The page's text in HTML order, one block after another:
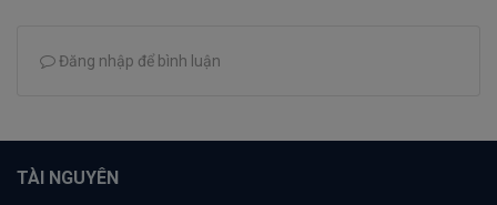
Đăng nhập để bình luận
TÀI NGUYÊN